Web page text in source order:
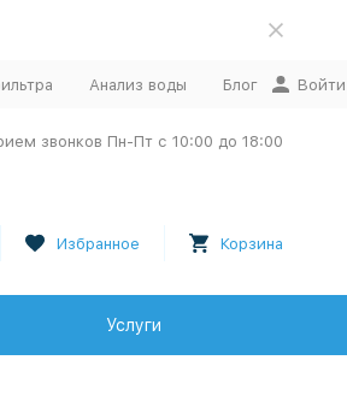
Анализ воды Блог Войти
звонков Пн-Пт с 10:00 до 18:00
Избранное Корзина
Услуги